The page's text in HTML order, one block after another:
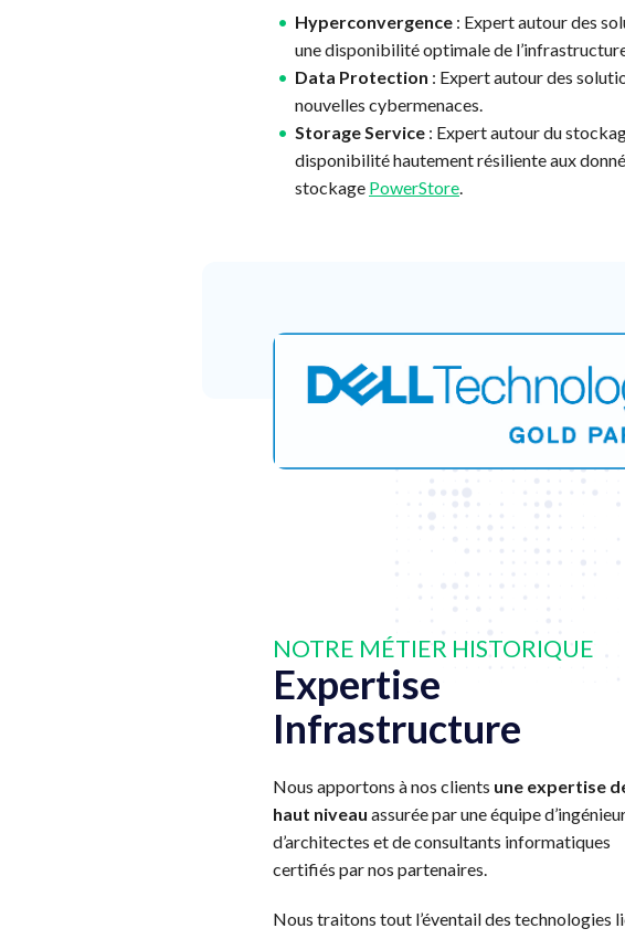
Hyperconvergence : Expert autour des
une disponibilité optimale de
Data Protection : Expert autour des
nouvelles cybermenaces.
Storage Service : Expert autour du
disponibilité hautement résiliente aux
stockage PowerStore.
NOTRE MÉTIER HISTORIQUE
Expertise
Infrastructure
Nous apportons à nos clients une expertise
haut niveau assurée par une équipe
d’architectes et de consultants informatiques
certifiés par nos partenaires.
Nous traitons tout l’éventail des technologies